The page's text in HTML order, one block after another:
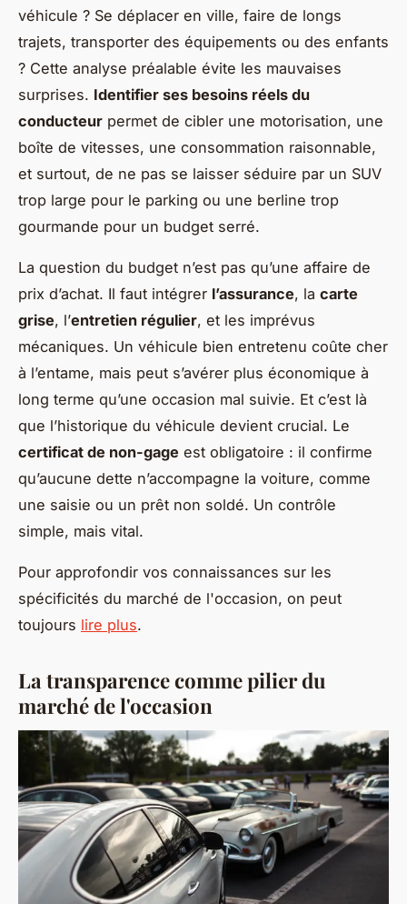
véhicule ? Se déplacer en ville, faire de longs
trajets, transporter des équipements ou des enfants
? Cette analyse préalable évite les mauvaises
surprises. Identifier ses besoins réels du
conducteur permet de cibler une motorisation, une
boîte de vitesses, une consommation raisonnable,
et surtout, de ne pas se laisser séduire par un SUV
trop large pour le parking ou une berline trop
gourmande pour un budget serré.
La question du budget n’est pas qu’une affaire de
prix d’achat. Il faut intégrer l’assurance, la carte
grise, l’entretien régulier, et les imprévus
mécaniques. Un véhicule bien entretenu coûte cher
à l’entame, mais peut s’avérer plus économique à
long terme qu’une occasion mal suivie. Et c’est là
que l’historique du véhicule devient crucial. Le
certificat de non-gage est obligatoire : il confirme
qu’aucune dette n’accompagne la voiture, comme
une saisie ou un prêt non soldé. Un contrôle
simple, mais vital.
Pour approfondir vos connaissances sur les
spécificités du marché de l'occasion, on peut
toujours lire plus.
La transparence comme pilier du
marché de l'occasion